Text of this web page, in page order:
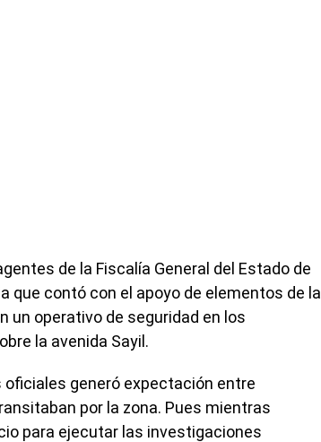
de la Fiscalía General del Estado de
que contó con el apoyo de elementos de la
un operativo de seguridad en los
la avenida Sayil.
generó expectación entre
por la zona. Pues mientras
para ejecutar las investigaciones